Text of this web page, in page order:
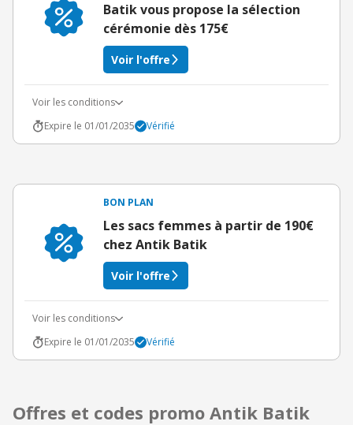
Batik vous propose la sélection
cérémonie dès 175€
Voir l'offre
Voir les conditions
Expire le 01/01/2035
Vérifié
BON PLAN
Les sacs femmes à partir de 190€
chez Antik Batik
Voir l'offre
Voir les conditions
Expire le 01/01/2035
Vérifié
Offres et codes promo Antik Batik